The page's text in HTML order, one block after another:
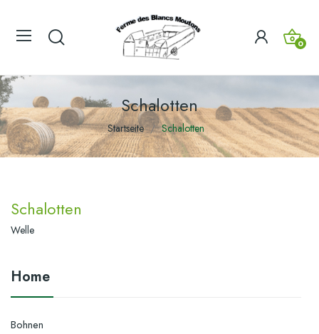
0
Schalotten
Startseite Schalotten
Home
Bohnen
Schalotten
Welle